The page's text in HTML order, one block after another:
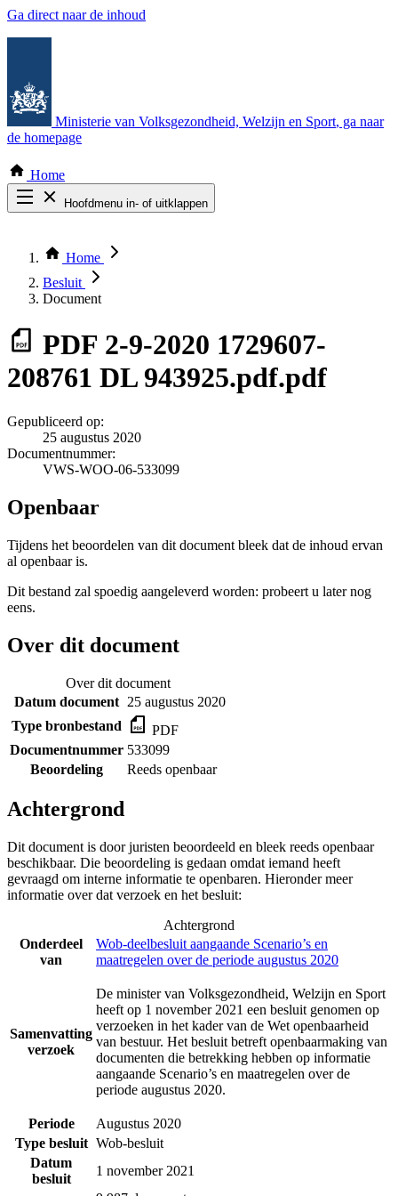
Ga direct naar de inhoud
Ministerie van Volksgezondheid, Welzijn en Sport, ga naar
de homepage
Home
Hoofdmenu in- of uitklappen
Thema COVID-19
Bekijk per bestuursorgaan
Home
Besluit
Document
PDF 2-9-2020 1729607-
208761 DL 943925.pdf.pdf
Gepubliceerd op:
25 augustus 2020
Documentnummer:
VWS-WOO-06-533099
Openbaar
Tijdens het beoordelen van dit document bleek dat de inhoud ervan
al openbaar is.
Dit bestand zal spoedig aangeleverd worden: probeert u later nog
eens.
Over dit document
Over dit document
Datum document 25 augustus 2020
Type bronbestand
PDF
Documentnummer 533099
Beoordeling
Reeds openbaar
Achtergrond
Dit document is door juristen beoordeeld en bleek reeds openbaar
beschikbaar. Die beoordeling is gedaan omdat iemand heeft
gevraagd om interne informatie te openbaren. Hieronder meer
informatie over dat verzoek en het besluit:
Achtergrond
Onderdeel
van
Wob-deelbesluit aangaande Scenario’s en
maatregelen over de periode augustus 2020
Samenvatting
verzoek
De minister van Volksgezondheid, Welzijn en Sport
heeft op 1 november 2021 een besluit genomen op
verzoeken in het kader van de Wet openbaarheid
van bestuur. Het besluit betreft openbaarmaking van
documenten die betrekking hebben op informatie
aangaande Scenario’s en maatregelen over de
periode augustus 2020.
Periode
Augustus 2020
Type besluit Wob-besluit
Datum
besluit
1 november 2021